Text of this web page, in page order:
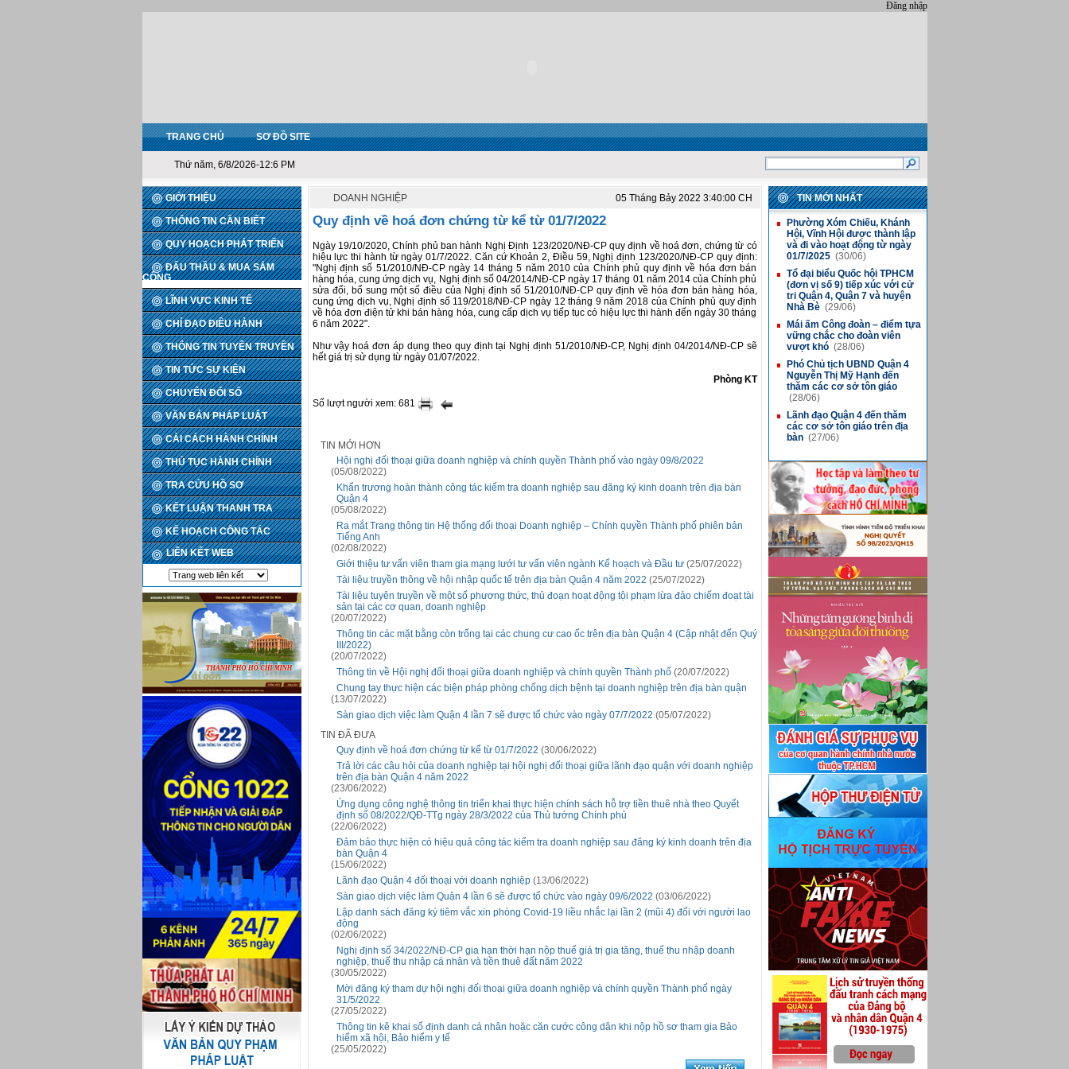
Đăng nhập
TRANG CHỦ SƠ ĐỒ SITE
Thứ năm, 6/8/2026-12:6 PM
GIỚI THIỆU
THÔNG TIN CẦN BIẾT
QUY HOẠCH PHÁT TRIỂN
ĐẤU THẦU & MUA SẮM
CÔNG
LĨNH VỰC KINH TẾ
CHỈ ĐẠO ĐIỀU HÀNH
THÔNG TIN TUYÊN TRUYỀN
TIN TỨC SỰ KIỆN
CHUYỂN ĐỔI SỐ
VĂN BẢN PHÁP LUẬT
CẢI CÁCH HÀNH CHÍNH
THỦ TỤC HÀNH CHÍNH
TRA CỨU HỒ SƠ
KẾT LUẬN THANH TRA
KẾ HOẠCH CÔNG TÁC
LIÊN KẾT WEB
DOANH NGHIỆP 05 Tháng Bảy 2022 3:40:00 CH
Quy định về hoá đơn chứng từ kể từ 01/7/2022
Ngày 19/10/2020, Chính phủ ban hành Nghị Định 123/2020/NĐ-CP quy định về hoá đơn, chứng từ có
hiệu lực thi hành từ ngày 01/7/2022. Căn cứ Khoản 2, Điều 59, Nghị định 123/2020/NĐ-CP quy định:
"Nghị định số 51/2010/NĐ-CP ngày 14 tháng 5 năm 2010 của Chính phủ quy định về hóa đơn bán
hàng hóa, cung ứng dịch vụ, Nghị định số 04/2014/NĐ-CP ngày 17 tháng 01 năm 2014 của Chính phủ
sửa đổi, bổ sung một số điều của Nghị định số 51/2010/NĐ-CP quy định về hóa đơn bán hàng hóa,
cung ứng dịch vụ, Nghị định số 119/2018/NĐ-CP ngày 12 tháng 9 năm 2018 của Chính phủ quy định
về hóa đơn điện tử khi bán hàng hóa, cung cấp dịch vụ tiếp tục có hiệu lực thi hành đến ngày 30 tháng
6 năm 2022".
Như vậy hoá đơn áp dụng theo quy định tại Nghị định 51/2010/NĐ-CP, Nghị định 04/2014/NĐ-CP sẽ
hết giá trị sử dụng từ ngày 01/07/2022.
Phòng KT
Số lượt người xem: 681
TIN MỚI HƠN
Hội nghị đối thoại giữa doanh nghiệp và chính quyền Thành phố vào ngày 09/8/2022
(05/08/2022)
Khẩn trương hoàn thành công tác kiểm tra doanh nghiệp sau đăng ký kinh doanh trên địa bàn
Quận 4
(05/08/2022)
Ra mắt Trang thông tin Hệ thống đối thoại Doanh nghiệp – Chính quyền Thành phố phiên bản
Tiếng Anh
(02/08/2022)
Giới thiệu tư vấn viên tham gia mạng lưới tư vấn viên ngành Kế hoạch và Đầu tư(25/07/2022)
Tài liệu truyền thông về hội nhập quốc tế trên địa bàn Quận 4 năm 2022 (25/07/2022)
Tài liệu tuyên truyền về một số phương thức, thủ đoạn hoạt động tội phạm lừa đảo chiếm đoạt tài
sản tại các cơ quan, doanh nghiệp
(20/07/2022)
Thông tin các mặt bằng còn trống tại các chung cư cao ốc trên địa bàn Quận 4 (Cập nhật đến Quý
III/2022)
(20/07/2022)
Thông tin về Hội nghị đối thoại giữa doanh nghiệp và chính quyền Thành phố(20/07/2022)
Chung tay thực hiện các biện pháp phòng chống dịch bệnh tại doanh nghiệp trên địa bàn quận
(13/07/2022)
Sàn giao dịch việc làm Quận 4 lần 7 sẽ được tổ chức vào ngày 07/7/2022 (05/07/2022)
TIN ĐÃ ĐƯA
Quy định về hoá đơn chứng từ kể từ 01/7/2022 (30/06/2022)
Trả lời các câu hỏi của doanh nghiệp tại hội nghị đối thoại giữa lãnh đạo quận với doanh nghiệp
trên địa bàn Quận 4 năm 2022
(23/06/2022)
Ứng dụng công nghệ thông tin triển khai thực hiện chính sách hỗ trợ tiền thuê nhà theo Quyết
định số 08/2022/QĐ-TTg ngày 28/3/2022 của Thủ tướng Chính phủ
(22/06/2022)
Đảm bảo thực hiện có hiệu quả công tác kiểm tra doanh nghiệp sau đăng ký kinh doanh trên địa
bàn Quận 4
(15/06/2022)
Lãnh đạo Quận 4 đối thoại với doanh nghiệp(13/06/2022)
Sàn giao dịch việc làm Quận 4 lần 6 sẽ được tổ chức vào ngày 09/6/2022 (03/06/2022)
Lập danh sách đăng ký tiêm vắc xin phòng Covid-19 liều nhắc lại lần 2 (mũi 4) đối với người lao
động
(02/06/2022)
Nghị định số 34/2022/NĐ-CP gia hạn thời hạn nộp thuế giá trị gia tăng, thuế thu nhập doanh
nghiệp, thuế thu nhập cá nhân và tiền thuê đất năm 2022
(30/05/2022)
Mời đăng ký tham dự hội nghị đối thoại giữa doanh nghiệp và chính quyền Thành phố ngày
31/5/2022
(27/05/2022)
Thông tin kê khai số định danh cá nhân hoặc căn cước công dân khi nộp hồ sơ tham gia Bảo
hiểm xã hội, Bảo hiểm y tế
(25/05/2022)
TIN MỚI NHẤT
■
Phường Xóm Chiếu, Khánh
Hội, Vĩnh Hội được thành lập
và đi vào hoạt động từ ngày
01/7/2025 (30/06)
■ Tổ đại biểu Quốc hội TPHCM
(đơn vị số 9) tiếp xúc với cử
tri Quận 4, Quận 7 và huyện
Nhà Bè (29/06)
■
Mái ấm Công đoàn – điểm tựa
vững chắc cho đoàn viên
vượt khó (28/06)
■
Phó Chủ tịch UBND Quận 4
Nguyễn Thị Mỹ Hạnh đến
thăm các cơ sở tôn giáo
(28/06)
■
Lãnh đạo Quận 4 đến thăm
các cơ sở tôn giáo trên địa
bàn (27/06)